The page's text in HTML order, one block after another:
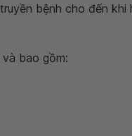
bệnh cho đến khi
bao gồm: